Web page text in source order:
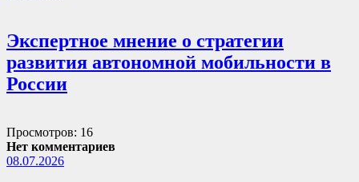
Экспертное мнение о стратегии
развития автономной мобильности в
России
Просмотров: 16
Нет комментариев
08.07.2026